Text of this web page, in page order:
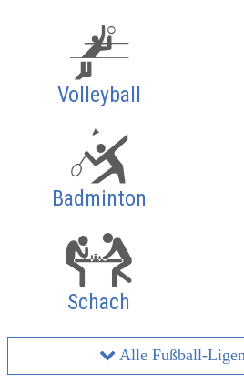
Volleyball
Badminton
Schach
Alle Fußball-